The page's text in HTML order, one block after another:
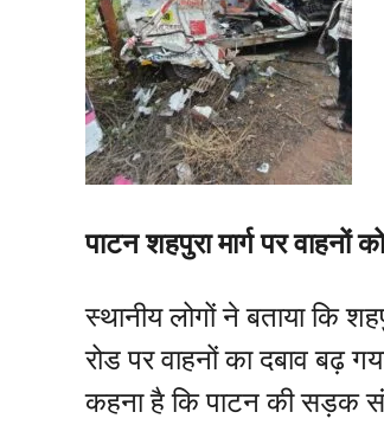
पाटन शहपुरा मार्ग पर वाहनों
स्थानीय लोगों ने बताया कि
रोड पर वाहनों का दबाव बढ़
कहना है कि पाटन की सड़क